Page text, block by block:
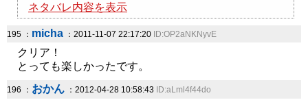
ネタバレ内容を表示
195 ： micha ：2011-11-07 22:17:20 ID:OP2aNKNyvE
クリア！
とっても楽しかったです。
196 ： おかん ：2012-04-28 10:58:43 ID:aLml4f44do